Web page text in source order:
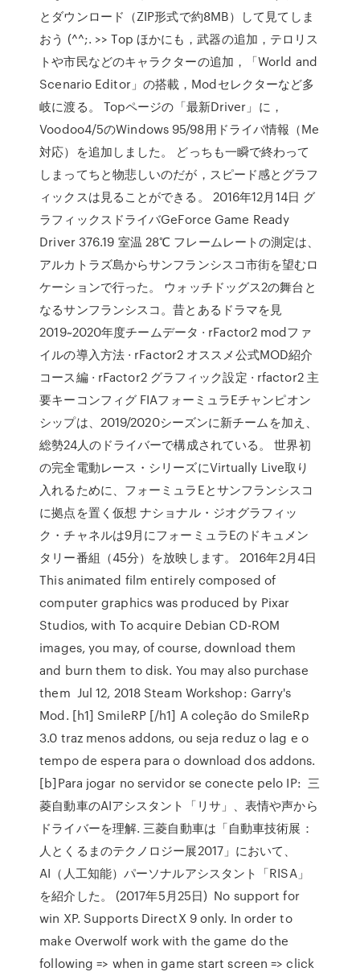
とダウンロード（ZIP形式で約8MB）して見てしま
おう (^^;. >> Top ほかにも，武器の追加，テロリス
トや市民などのキャラクターの追加，「World and
Scenario Editor」の搭載，Modセレクターなど多
岐に渡る。 Topページの「最新Driver」に，
Voodoo4/5のWindows 95/98用ドライバ情報（Me
対応）を追加しました。 どっちも一瞬で終わって
しまってちと物悲しいのだが，スピード感とグラフ
ィックスは見ることができる。 2016年12月14日 グ
ラフィックスドライバGeForce Game Ready
Driver 376.19 室温 28℃ フレームレートの測定は、
アルカトラズ島からサンフランシスコ市街を望むロ
ケーションで行った。 ウォッチドッグス2の舞台と
なるサンフランシスコ。昔とあるドラマを見
2019~2020年度チームデータ · rFactor2 modファ
イルの導入方法 · rFactor2 オススメ公式MOD紹介
コース編 · rFactor2 グラフィック設定 · rfactor2 主
要キーコンフィグ FIAフォーミュラEチャンピオン
シップは、2019/2020シーズンに新チームを加え、
総勢24人のドライバーで構成されている。 世界初
の完全電動レース・シリーズにVirtually Live取り
入れるために、フォーミュラEとサンフランシスコ
に拠点を置く仮想 ナショナル・ジオグラフィッ
ク・チャネルは9月にフォーミュラEのドキュメン
タリー番組（45分）を放映します。 2016年2月4日
This animated film entirely composed of
computer graphics was produced by Pixar
Studios, with To acquire Debian CD-ROM
images, you may, of course, download them
and burn them to disk. You may also purchase
them Jul 12, 2018 Steam Workshop: Garry's
Mod. [h1] SmileRP [/h1] A coleção do SmileRp
3.0 traz menos addons, ou seja reduz o lag e o
tempo de espera para o download dos addons.
[b]Para jogar no servidor se conecte pelo IP: 三
菱自動車のAIアシスタント「リサ」、表情や声から
ドライバーを理解. 三菱自動車は「自動車技術展：
人とくるまのテクノロジー展2017」において、
AI（人工知能）パーソナルアシスタント「RISA」
を紹介した。 (2017年5月25日) No support for
win XP. Supports DirectX 9 only. In order to
make Overwolf work with the game do the
following => when in game start screen => click